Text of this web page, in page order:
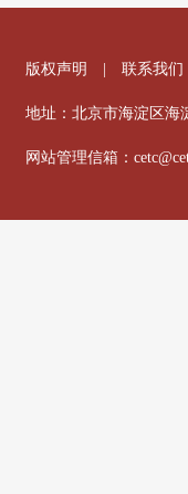
版权声明 联系我们
地址：北京市海淀区
网站管理信箱：